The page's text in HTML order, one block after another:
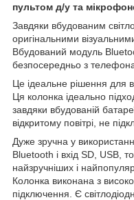
пультом д/у та
Завдяки вбудованим
оригінальними
Вбудований модуль
безпосередньо з
Це ідеальне рішення для
Ця колонка ідеально
завдяки вбудованій
відкритому повітрі, не
Дуже зручна у
Bluetooth і вхід SD, USB,
найзручніших і
Колонка виконана з
підключення. Є